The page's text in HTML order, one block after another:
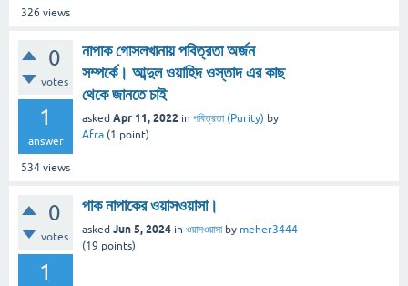
326 views
0
votes
1
answer
534 views
নাপাক গোসলখানায় পবিত্রতা অর্জন
সম্পর্কে। আব্দুল ওয়াহিদ ওস্তাদ এর কাছ
থেকে জানতে চাই
asked Apr 11, 2022 in পবিত্রতা (Purity) by
Afra (1 point)
0
votes
1
পাক নাপাকের ওয়াসওয়াসা।
asked Jun 5, 2024 in ওয়াসওয়াসা by meher3444
(19 points)